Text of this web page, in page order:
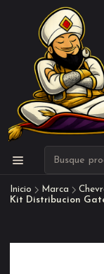
Inicio Marca
Kit Distribucion